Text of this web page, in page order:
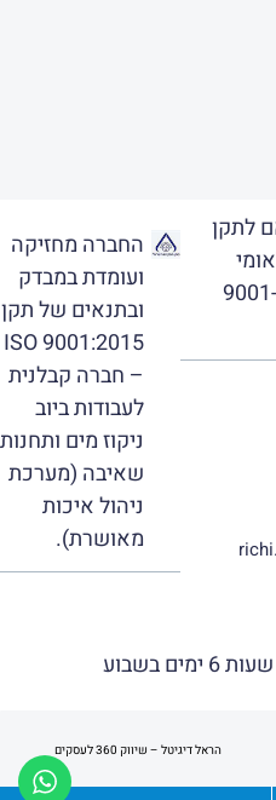
לתקן
החברה מחזיקה
ועומדת במבדק
ובתנאים של תקן
ISO 9001:2015
– חברה קבלנית
לעבודות ביוב
ניקוז מים ותחנות
שאיבה (מערכת
ניהול איכות
מאושרת).
הראל דיגיטל – שיווק 360 לעסקים